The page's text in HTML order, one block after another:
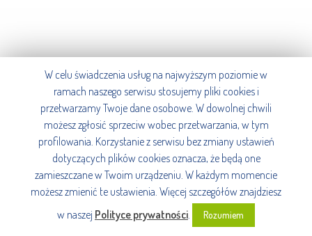
W celu świadczenia usług na najwyższym poziomie w
ramach naszego serwisu stosujemy pliki cookies i
przetwarzamy Twoje dane osobowe. W dowolnej chwili
możesz zgłosić sprzeciw wobec przetwarzania, w tym
profilowania. Korzystanie z serwisu bez zmiany ustawień
dotyczących plików cookies oznacza, że będą one
zamieszczane w Twoim urządzeniu. W każdym momencie
możesz zmienić te ustawienia. Więcej szczegółów znajdziesz
w naszej Polityce prywatności. Rozumiem